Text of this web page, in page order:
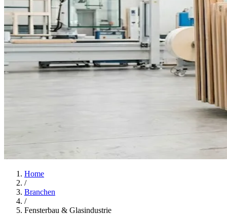
Home
/
Branchen
/
Fensterbau & Glasindustrie